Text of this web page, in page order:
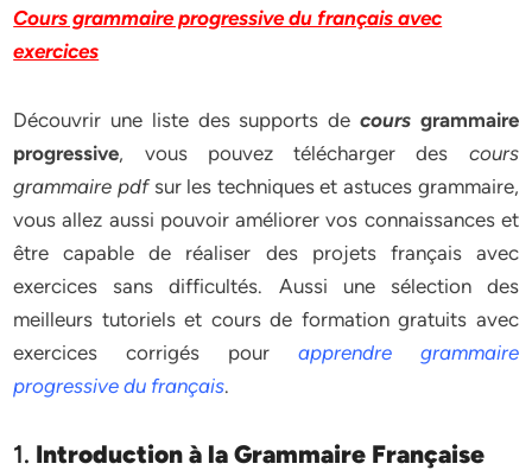
Cours grammaire progressive du français avec
exercices
Découvrir une liste des supports de cours grammaire
progressive, vous pouvez télécharger des cours
grammaire pdfsur les techniques et astuces grammaire,
vous allez aussi pouvoir améliorer vos connaissances et
être capable de réaliser des projets français avec
exercices sans difficultés. Aussi une sélection des
meilleurs tutoriels et cours de formation gratuits avec
exercices corrigés pour apprendre
grammaire
progressive du français.
1. Introduction à la Grammaire Française